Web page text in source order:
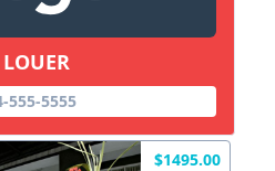
555-5555
$1495.00
X Fermer Envoyez